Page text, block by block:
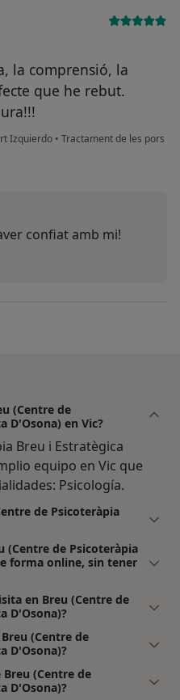
la comprensió, la
que he rebut.
Izquierdo • Tractament de les pors
confiat amb mi!
(Centre de
D'Osona) en Vic?
Breu i Estratègica
equipo en Vic que
Psicología.
de Psicoteràpia
(Centre de Psicoteràpia
forma online, sin tener
en Breu (Centre de
D'Osona)?
(Centre de
D'Osona)?
(Centre de
D'Osona)?